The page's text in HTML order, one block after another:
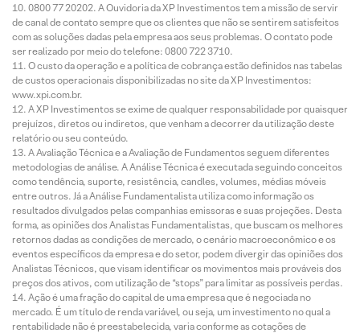
0800 77 20202. A Ouvidoria da XP Investimentos tem a missão de servir
de canal de contato sempre que os clientes que não se sentirem satisfeitos
com as soluções dadas pela empresa aos seus problemas. O contato pode
ser realizado por meio do telefone: 0800 722 3710.
O custo da operação e a política de cobrança estão definidos nas tabelas
de custos operacionais disponibilizadas no site da XP Investimentos:
www.xpi.com.br.
A XP Investimentos se exime de qualquer responsabilidade por quaisquer
prejuízos, diretos ou indiretos, que venham a decorrer da utilização deste
relatório ou seu conteúdo.
A Avaliação Técnica e a Avaliação de Fundamentos seguem diferentes
metodologias de análise. A Análise Técnica é executada seguindo conceitos
como tendência, suporte, resistência, candles, volumes, médias móveis
entre outros. Já a Análise Fundamentalista utiliza como informação os
resultados divulgados pelas companhias emissoras e suas projeções. Desta
forma, as opiniões dos Analistas Fundamentalistas, que buscam os melhores
retornos dadas as condições de mercado, o cenário macroeconômico e os
eventos específicos da empresa e do setor, podem divergir das opiniões dos
Analistas Técnicos, que visam identificar os movimentos mais prováveis dos
preços dos ativos, com utilização de “stops” para limitar as possíveis perdas.
Ação é uma fração do capital de uma empresa que é negociada no
mercado. É um título de renda variável, ou seja, um investimento no qual a
rentabilidade não é preestabelecida, varia conforme as cotações de